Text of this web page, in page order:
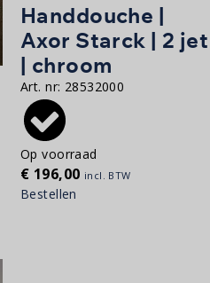
Handdouche |
Axor Starck | 2 jet
| chroom
Art. nr: 28532000
Op voorraad
€ 196,00 incl. BTW
Bestellen